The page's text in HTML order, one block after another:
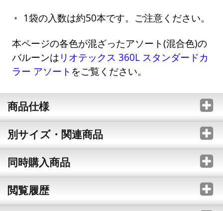
1袋の入数は約50本です。ご注意ください。
本ページの各色が混ざったアソート(混合色)の
バルーンは リオテックス 360L スタンダードカ
ラー アソート をご覧ください。
商品仕様
別サイズ・関連商品
同時購入商品
閲覧履歴